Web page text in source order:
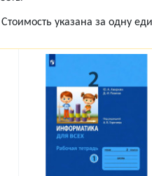
указана за одну